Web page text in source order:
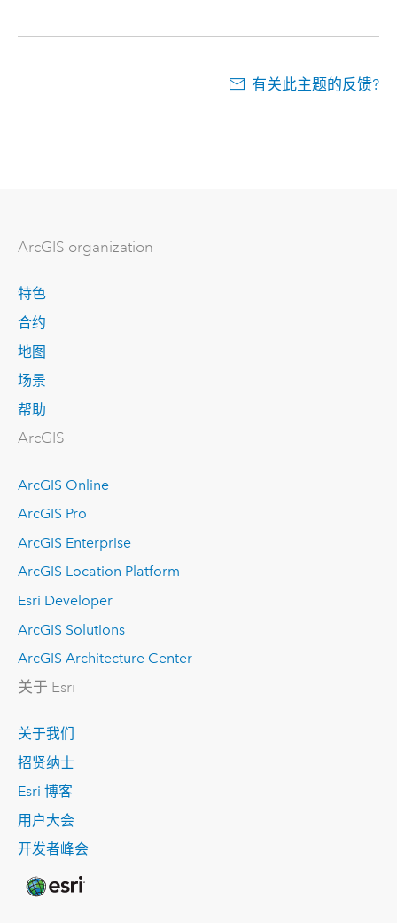
有关此主题的反馈?
ArcGIS organization
特色
合约
地图
场景
帮助
ArcGIS
ArcGIS Online
ArcGIS Pro
ArcGIS Enterprise
ArcGIS Location Platform
Esri Developer
ArcGIS Solutions
ArcGIS Architecture Center
关于 Esri
关于我们
招贤纳士
Esri 博客
用户大会
开发者峰会